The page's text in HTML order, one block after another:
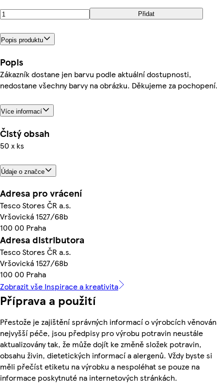
Přidat
Popis produktu
Popis
Zákazník dostane jen barvu podle aktuální dostupnosti,
nedostane všechny barvy na obrázku. Děkujeme za
Více informací
Čistý obsah
50 x ks
Údaje o značce
Adresa pro vrácení
Tesco Stores ČR a.s.
Vršovická 1527/68b
100 00 Praha
Adresa distributora
Tesco Stores ČR a.s.
Vršovická 1527/68b
100 00 Praha
Zobrazit vše Inspirace a kreativita
Příprava a použití
Přestože je zajištění správných informací o výrobcích
nejvyšší péče, jsou předpisy pro výrobu potravin neustále
aktualizovány tak, že může dojít ke změně složek potravin,
obsahu živin, dietetických informací a alergenů. Vždy byste si
měli přečíst etiketu na výrobku a nespoléhat se pouze na
informace poskytnuté na internetových stránkách.